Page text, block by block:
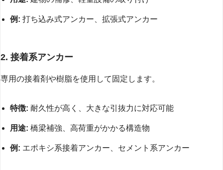
例: 打ち込み式アンカー、拡張式アンカー
2. 接着系アンカー
専用の接着剤や樹脂を使用して固定します。
特徴: 耐久性が高く、大きな引抜力に対応可能
用途: 橋梁補強、高荷重がかかる構造物
例: エポキシ系接着アンカー、セメント系アンカー